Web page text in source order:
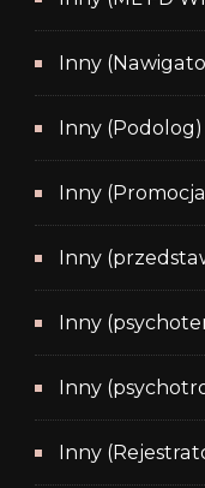
Inny
Inny (Podolog)
Inny
Inny
Inny
Inny
Inny